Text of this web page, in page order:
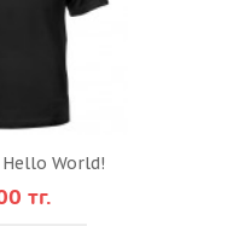
World!
тг.